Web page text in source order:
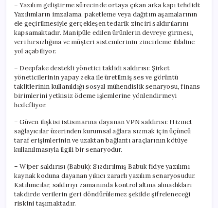
– Yazılım geliştirme sürecinde ortaya çıkan arka kapı tehdidi:
Yazılımların imzalama, paketleme veya dağıtım aşamalarının
ele geçirilmesiyle gerçekleşen tedarik zinciri saldırılarını
kapsamaktadır. Manipüle edilen ürünlerin devreye girmesi,
veri hırsızlığına ve müşteri sistemlerinin zincirleme ihlaline
yol açabiliyor.
– Deepfake destekli yönetici taklidi saldırısı: Şirket
yöneticilerinin yapay zeka ile üretilmiş ses ve görüntü
taklitlerinin kullanıldığı sosyal mühendislik senaryosu, finans
birimlerini yetkisiz ödeme işlemlerine yönlendirmeyi
hedefliyor.
– Güven ilişkisi istismarına dayanan VPN saldırısı: Hizmet
sağlayıcılar üzerinden kurumsal ağlara sızmak için üçüncü
taraf erişimlerinin ve uzaktan bağlantı araçlarının kötüye
kullanılmasıyla ilgili bir senaryodur.
– Wiper saldırısı (Babuk): Sızdırılmış Babuk fidye yazılımı
kaynak koduna dayanan yıkıcı zararlı yazılım senaryosudur.
Katılımcılar, saldırıyı zamanında kontrol altına almadıkları
takdirde verilerin geri döndürülemez şekilde şifreleneceği
riskini taşımaktadır.